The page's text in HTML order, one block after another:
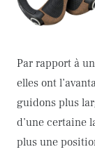
Par rapport à un
elles ont
guidons plus
d’une certaine
plus une